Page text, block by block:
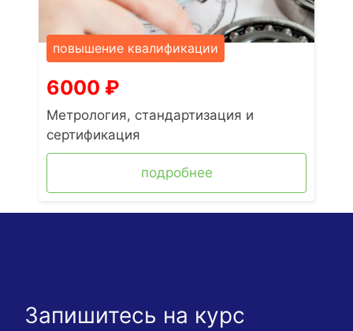
повышение квалификации
6000 ₽
Метрология, стандартизация и
сертификация
подробнее
Запишитесь на курс